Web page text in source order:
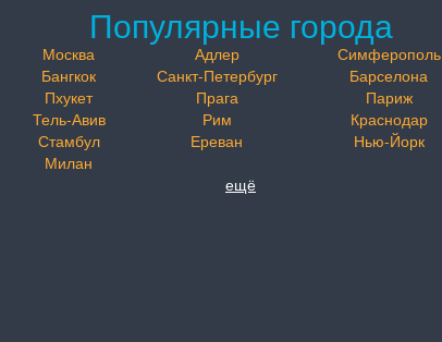
Популярные города
Москва Адлер
Симферополь
Бангкок
Санкт-Петербург
Барселона
Пхукет
Прага
Париж
Тель-Авив
Рим
Краснодар
Стамбул
Ереван
Нью-Йорк
Милан
ещё